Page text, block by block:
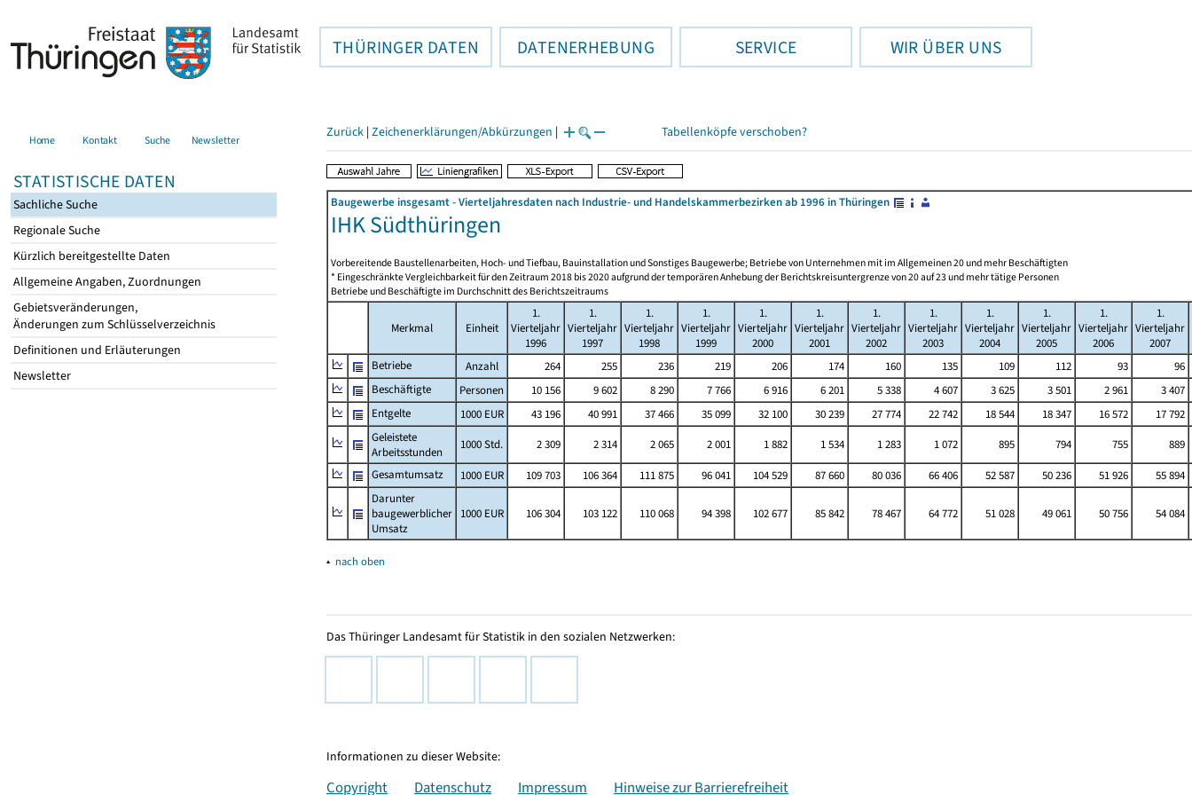
THÜRINGER DATEN DATENERHEBUNG SERVICE WIR ÜBER UNS
Home Kontakt Suche Newsletter
STATISTISCHE DATEN
Sachliche Suche
Regionale Suche
Kürzlich bereitgestellte Daten
Allgemeine Angaben, Zuordnungen
Gebietsveränderungen,
Änderungen zum Schlüsselverzeichnis
Definitionen und Erläuterungen
Newsletter
Zurück | Zeichenerklärungen/Abkürzungen | Tabellenköpfe verschoben?
Baugewerbe insgesamt - Vierteljahresdaten nach Industrie- und Handelskammerbezirken ab 1996 in Thüringen
IHK Südthüringen
Vorbereitende Baustellenarbeiten, Hoch- und Tiefbau, Bauinstallation und Sonstiges Baugewerbe; Betriebe von Unternehmen mit im Allgemeinen 20 und mehr Beschäftigten
* Eingeschränkte Vergleichbarkeit für den Zeitraum 2018 bis 2020 aufgrund der temporären Anhebung der Berichtskreisuntergrenze von 20 auf 23 und mehr tätige Personen
Betriebe und Beschäftigte im Durchschnitt des Berichtszeitraums
Merkmal Einheit
1.
Vierteljahr
1996
1.
Vierteljahr
1997
1.
Vierteljahr
1998
1.
Vierteljahr
1999
1.
Vierteljahr
2000
1.
Vierteljahr
2001
1.
Vierteljahr
2002
1.
Vierteljahr
2003
1.
Vierteljahr
2004
1.
Vierteljahr
2005
1.
Vierteljahr
2006
1.
Vierteljahr
2007
Betriebe
Anzahl 264 255 236 219 206 174 160 135 109 112 93
96
Beschäftigte
Personen 10 156 9 602 8 290 7 766 6 916 6 201 5 338 4 607 3 625 3 501 2 961
3 407
Entgelte
1000 EUR 43 196 40 991 37 466 35 099 32 100 30 239 27 774 22 742 18 544 18 347 16 572
17 792
Geleistete
Arbeitsstunden
1000 Std. 2 309 2 314 2 065 2 001 1 882 1 534 1 283 1 072 895 794 755
889
Gesamtumsatz
1000 EUR 109 703 106 364 111 875 96 041 104 529 87 660 80 036 66 406 52 587 50 236 51 926
55 894
Darunter
baugewerblicher
Umsatz
1000 EUR 106 304 103 122 110 068 94 398 102 677 85 842 78 467 64 772 51 028 49 061 50 756 54 084
▴ nach oben
Das Thüringer Landesamt für Statistik in den sozialen Netzwerken:
Informationen zu dieser Website:
Copyright Datenschutz Impressum Hinweise zur Barrierefreiheit